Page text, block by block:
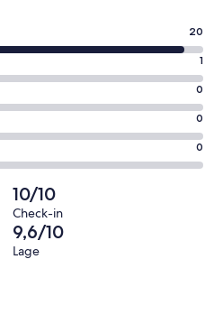
20
1
0
0
0
10/10
Check-in
9,6/10
Lage